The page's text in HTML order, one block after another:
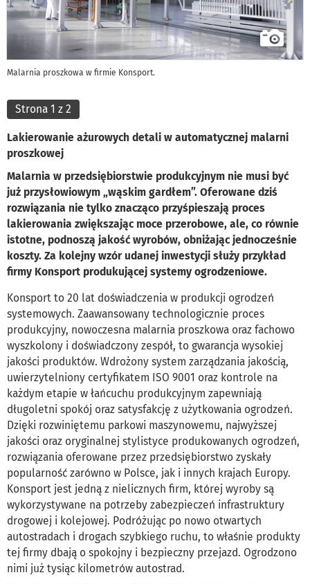
Malarnia proszkowa w firmie Konsport.
Strona 1 z 2
Lakierowanie ażurowych detali w automatycznej malarni
proszkowej
Malarnia w przedsiębiorstwie produkcyjnym nie musi być
już przysłowiowym „wąskim gardłem”. Oferowane dziś
rozwiązania nie tylko znacząco przyśpieszają proces
lakierowania zwiększając moce przerobowe, ale, co równie
istotne, podnoszą jakość wyrobów, obniżając jednocześnie
koszty. Za kolejny wzór udanej inwestycji służy przykład
firmy Konsport produkującej systemy ogrodzeniowe.
Konsport to 20 lat doświadczenia w produkcji ogrodzeń
systemowych. Zaawansowany technologicznie proces
produkcyjny, nowoczesna malarnia proszkowa oraz fachowo
wyszkolony i doświadczony zespół, to gwarancja wysokiej
jakości produktów. Wdrożony system zarządzania jakością,
uwierzytelniony certyfikatem ISO 9001 oraz kontrole na
każdym etapie w łańcuchu produkcyjnym zapewniają
długoletni spokój oraz satysfakcję z użytkowania ogrodzeń.
Dzięki rozwiniętemu parkowi maszynowemu, najwyższej
jakości oraz oryginalnej stylistyce produkowanych ogrodzeń,
rozwiązania oferowane przez przedsiębiorstwo zyskały
popularność zarówno w Polsce, jak i innych krajach Europy.
Konsport jest jedną z nielicznych firm, której wyroby są
wykorzystywane na potrzeby zabezpieczeń infrastruktury
drogowej i kolejowej. Podróżując po nowo otwartych
autostradach i drogach szybkiego ruchu, to właśnie produkty
tej firmy dbają o spokojny i bezpieczny przejazd. Ogrodzono
nimi już tysiąc kilometrów autostrad.